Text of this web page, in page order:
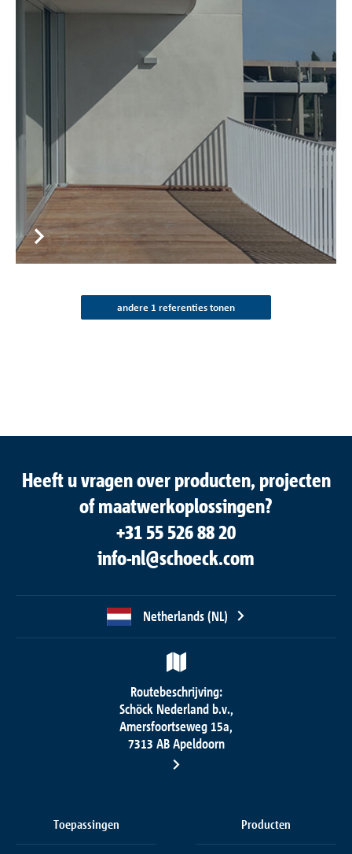
andere 1 referenties tonen
Heeft u vragen over producten, projecten
of maatwerkoplossingen?
+31 55 526 88 20
info-nl@schoeck.com
Netherlands (NL)
Routebeschrijving:
Schöck Nederland b.v.,
Amersfoortseweg 15a,
7313 AB Apeldoorn
Toepassingen Producten